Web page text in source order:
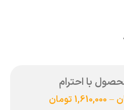
با احترام
–
1,610,000 تومان